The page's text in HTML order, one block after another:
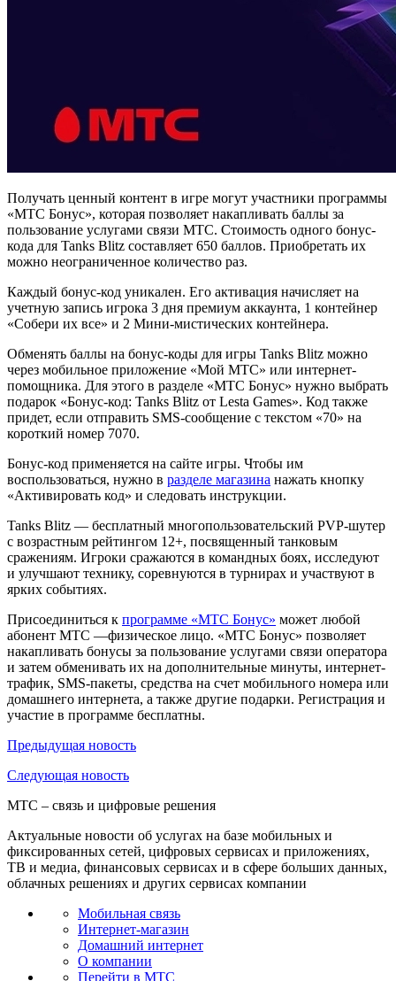
Получать ценный контент в игре могут участники программы
«МТС Бонус», которая позволяет накапливать баллы за
пользование услугами связи МТС. Стоимость одного бонус-
кода для Tanks Blitz составляет 650 баллов. Приобретать их
можно неограниченное количество раз.
Каждый бонус-код уникален. Его активация начисляет на
учетную запись игрока 3 дня премиум аккаунта, 1 контейнер
«Собери их все» и 2 Мини-мистических контейнера.
Обменять баллы на бонус-коды для игры Tanks Blitz можно
через мобильное приложение «Мой МТС» или интернет-
помощника. Для этого в разделе «МТС Бонус» нужно выбрать
подарок «Бонус-код: Tanks Blitz от Lesta Games». Код также
придет, если отправить SMS-сообщение с текстом «70» на
короткий номер 7070.
Бонус-код применяется на сайте игры. Чтобы им
воспользоваться, нужно в разделе магазина нажать кнопку
«Активировать код» и следовать инструкции.
Tanks Blitz — бесплатный многопользовательский PVP-шутер
с возрастным рейтингом 12+, посвященный танковым
сражениям. Игроки сражаются в командных боях, исследуют
и улучшают технику, соревнуются в турнирах и участвуют в
ярких событиях.
Присоединиться к программе «МТС Бонус» может любой
абонент МТС —физическое лицо. «МТС Бонус» позволяет
накапливать бонусы за пользование услугами связи оператора
и затем обменивать их на дополнительные минуты, интернет-
трафик, SMS-пакеты, средства на счет мобильного номера или
домашнего интернета, а также другие подарки. Регистрация и
участие в программе бесплатны.
Предыдущая новость
Следующая новость
МТС – связь и цифровые решения
Актуальные новости об услугах на базе мобильных и
фиксированных сетей, цифровых сервисах и приложениях,
ТВ и медиа, финансовых сервисах и в сфере больших данных,
облачных решениях и других сервисах компании
Мобильная связь
Интернет-магазин
Домашний интернет
О компании
Перейти в МТС